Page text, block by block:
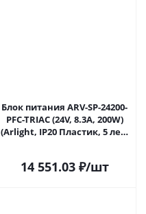
Блок питания ARV-SP-24200-
PFC-TRIAC (24V, 8.3A, 200W)
(Arlight, IP20 Пластик, 5 лет)
14 551.03₽/шт